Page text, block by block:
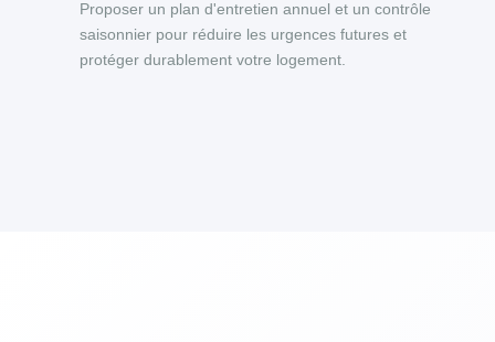
Proposer un plan d'entretien annuel et un contrôle
saisonnier pour réduire les urgences futures et
protéger durablement votre logement.